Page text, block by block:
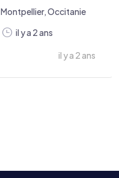
Montpellier,Occitanie
il y a 2 ans
il y a 2 ans